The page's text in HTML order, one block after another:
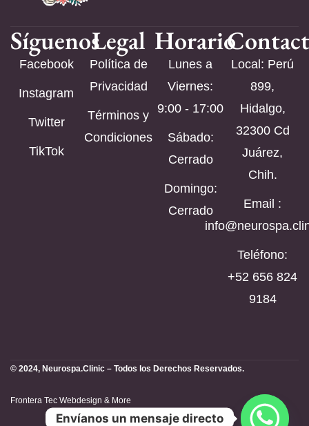
Síguenos
Facebook
Instagram
Twitter
TikTok
Legal
Política de
Privacidad
Términos y
Condiciones
Horario
Lunes a
Viernes:
9:00 - 17:00
Sábado:
Cerrado
Domingo:
Cerrado
Local: Perú
899,
Hidalgo,
32300 Cd
Juárez,
Chih.
Email :
Teléfono:
‪+52 656 824
9184‬
© 2024, Neurospa.Clinic – Todos los Derechos Reservados.
Frontera Tec Webdesign & More
Envíanos un mensaje directo